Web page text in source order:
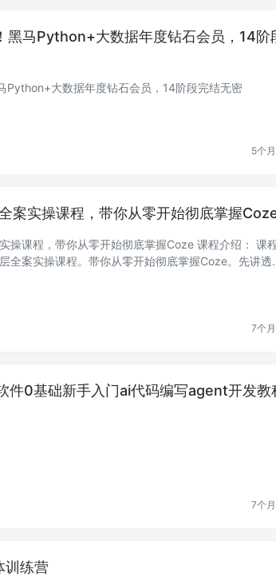
黑马Python+大数据年度钻石会员，14阶
Python+大数据年度钻石会员，14阶段完结无密
5个
案实操课程，带你从零开始彻底掌握
程，带你从零开始彻底掌握Coze 课程介绍： 课程
全案实操课程。带你从零开始彻底掌握Coze。先讲透
7个
件0基础新手入门ai代码编写agent开发教
7个
训练营